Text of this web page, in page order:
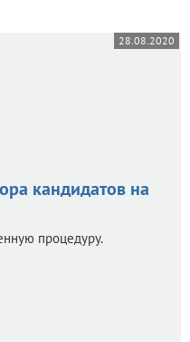
28.08.2020
кандидатов на
процедуру.